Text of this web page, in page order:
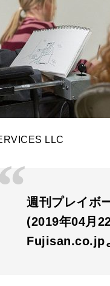
LLC
週刊プレイボ
(2019年04月
Fujisan.co.jp